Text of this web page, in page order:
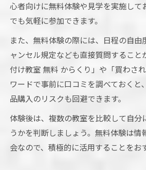
心者向けに無料体験や見学を実施して
でも気軽に参加できます。
また、無料体験の際には、日程の自由
ャンセル規定なども直接質問すること
付け教室 無料 からくり」や「買わさ
ワードで事前に口コミを調べておくと
品購入のリスクも回避できます。
体験後は、複数の教室を比較して自分
うかを判断しましょう。無料体験は情
会なので、積極的に活用することをお